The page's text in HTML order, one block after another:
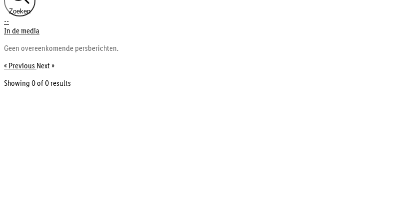
Zoeken
--
In de media
Geen overeenkomende persberichten.
« Previous Next »
Showing 0 of0results